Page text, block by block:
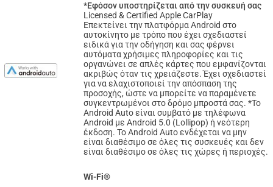
*Εφόσον υποστηρίζεται από την συσκευή σας
Licensed & Certified Apple CarPlay
Επεκτείνει την πλατφόρμα Android στο
αυτοκίνητο με τρόπο που έχει σχεδιαστεί
ειδικά για την οδήγηση και σας φέρνει
αυτόματα χρήσιμες πληροφορίες και τις
οργανώνει σε απλές κάρτες που εμφανίζονται
ακριβώς όταν τις χρειάζεστε. Έχει σχεδιαστεί
για να ελαχιστοποιεί την απόσπαση της
προσοχής, ώστε να μπορείτε να παραμένετε
συγκεντρωμένοι στο δρόμο μπροστά σας. *Το
Android Auto είναι συμβατό με τηλέφωνα
Android με Android 5.0 (Lollipop) ή νεότερη
έκδοση. Το Android Auto ενδέχεται να μην
είναι διαθέσιμο σε όλες τις συσκευές και δεν
είναι διαθέσιμο σε όλες τις χώρες ή περιοχές.
Wi-Fi®